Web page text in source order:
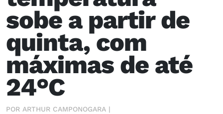
sobe a partir de
quinta, com
máximas de até
24°C
POR ARTHUR CAMPONOGARA |